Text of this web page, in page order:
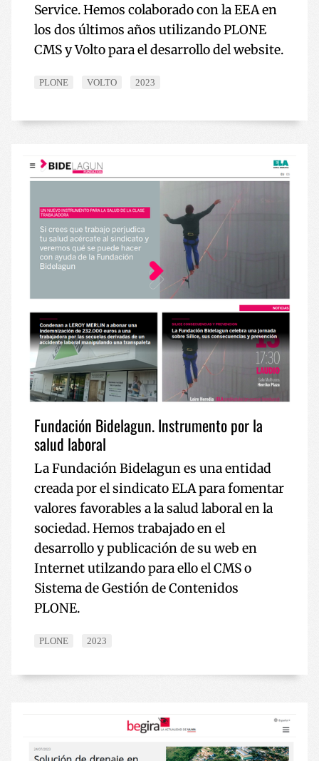
Service. Hemos colaborado con la EEA en
los dos últimos años utilizando PLONE
CMS y Volto para el desarrollo del website.
PLONE VOLTO 2023
Fundación Bidelagun. Instrumento por la
salud laboral
La Fundación Bidelagun es una entidad
creada por el sindicato ELA para fomentar
valores favorables a la salud laboral en la
sociedad. Hemos trabajado en el
desarrollo y publicación de su web en
Internet utilzando para ello el CMS o
Sistema de Gestión de Contenidos
PLONE.
PLONE 2023